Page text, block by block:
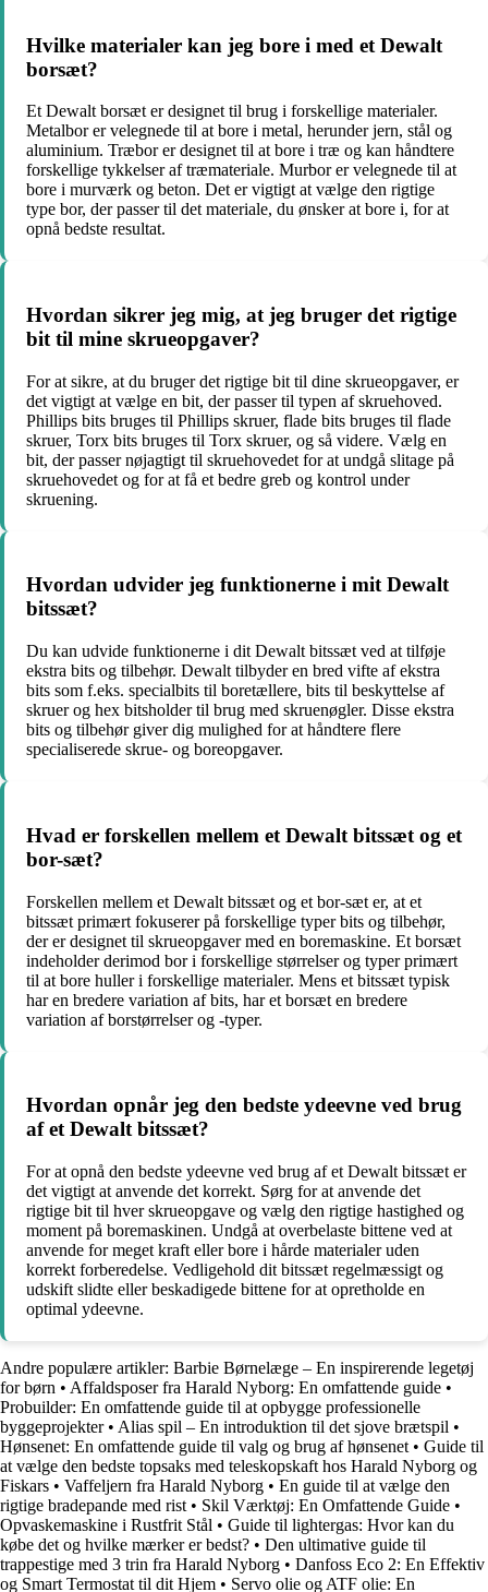
Hvilke materialer kan jeg bore i med et Dewalt
borsæt?
Et Dewalt borsæt er designet til brug i forskellige materialer.
Metalbor er velegnede til at bore i metal, herunder jern, stål og
aluminium. Træbor er designet til at bore i træ og kan håndtere
forskellige tykkelser af træmateriale. Murbor er velegnede til at
bore i murværk og beton. Det er vigtigt at vælge den rigtige
type bor, der passer til det materiale, du ønsker at bore i, for at
opnå bedste resultat.
Hvordan sikrer jeg mig, at jeg bruger det rigtige
bit til mine skrueopgaver?
For at sikre, at du bruger det rigtige bit til dine skrueopgaver, er
det vigtigt at vælge en bit, der passer til typen af skruehoved.
Phillips bits bruges til Phillips skruer, flade bits bruges til flade
skruer, Torx bits bruges til Torx skruer, og så videre. Vælg en
bit, der passer nøjagtigt til skruehovedet for at undgå slitage på
skruehovedet og for at få et bedre greb og kontrol under
skruening.
Hvordan udvider jeg funktionerne i mit Dewalt
bitssæt?
Du kan udvide funktionerne i dit Dewalt bitssæt ved at tilføje
ekstra bits og tilbehør. Dewalt tilbyder en bred vifte af ekstra
bits som f.eks. specialbits til boretællere, bits til beskyttelse af
skruer og hex bitsholder til brug med skruenøgler. Disse ekstra
bits og tilbehør giver dig mulighed for at håndtere flere
specialiserede skrue- og boreopgaver.
Hvad er forskellen mellem et Dewalt bitssæt og et
bor-sæt?
Forskellen mellem et Dewalt bitssæt og et bor-sæt er, at et
bitssæt primært fokuserer på forskellige typer bits og tilbehør,
der er designet til skrueopgaver med en boremaskine. Et borsæt
indeholder derimod bor i forskellige størrelser og typer primært
til at bore huller i forskellige materialer. Mens et bitssæt typisk
har en bredere variation af bits, har et borsæt en bredere
variation af borstørrelser og -typer.
Hvordan opnår jeg den bedste ydeevne ved brug
af et Dewalt bitssæt?
For at opnå den bedste ydeevne ved brug af et Dewalt bitssæt er
det vigtigt at anvende det korrekt. Sørg for at anvende det
rigtige bit til hver skrueopgave og vælg den rigtige hastighed og
moment på boremaskinen. Undgå at overbelaste bittene ved at
anvende for meget kraft eller bore i hårde materialer uden
korrekt forberedelse. Vedligehold dit bitssæt regelmæssigt og
udskift slidte eller beskadigede bittene for at opretholde en
optimal ydeevne.
Andre populære artikler: Barbie Børnelæge – En inspirerende legetøj
for børn • Affaldsposer fra Harald Nyborg: En omfattende guide •
Probuilder: En omfattende guide til at opbygge professionelle
byggeprojekter• Alias spil – En introduktion til det sjove brætspil •
Hønsenet: En omfattende guide til valg og brug af hønsenet • Guide til
at vælge den bedste topsaks med teleskopskaft hos Harald Nyborg og
Fiskars • Vaffeljern fra Harald Nyborg • En guide til at vælge den
rigtige bradepande med rist • Skil Værktøj: En Omfattende Guide •
Opvaskemaskine i Rustfrit Stål • Guide til lightergas: Hvor kan du
købe det og hvilke mærker er bedst? • Den ultimative guide til
trappestige med 3 trin fra Harald Nyborg • Danfoss Eco 2: En Effektiv
og Smart Termostat til dit Hjem • Servo olie og ATF olie: En